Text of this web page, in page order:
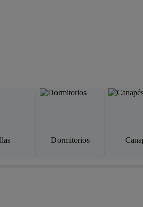
Dormitorios